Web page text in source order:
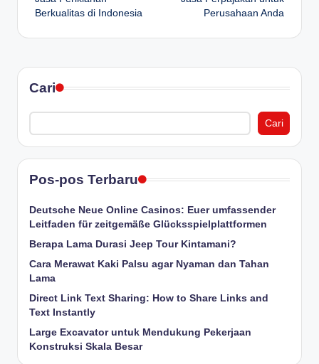
Berkualitas di Indonesia
Perusahaan Anda
Cari
Cari
Pos-pos Terbaru
Deutsche Neue Online Casinos: Euer umfassender
Leitfaden für zeitgemäße Glücksspielplattformen
Berapa Lama Durasi Jeep Tour Kintamani?
Cara Merawat Kaki Palsu agar Nyaman dan Tahan
Lama
Direct Link Text Sharing: How to Share Links and
Text Instantly
Large Excavator untuk Mendukung Pekerjaan
Konstruksi Skala Besar